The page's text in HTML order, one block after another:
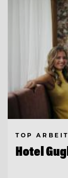
TOP
Hotel